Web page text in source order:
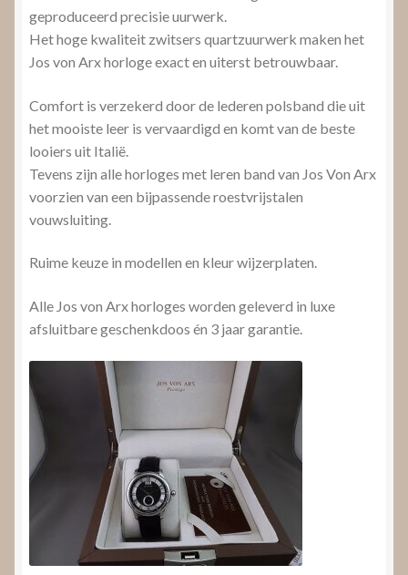
geproduceerd precisie uurwerk.
Het hoge kwaliteit zwitsers quartzuurwerk maken het
Jos von Arx horloge exact en uiterst betrouwbaar.
Comfort is verzekerd door de lederen polsband die uit
het mooiste leer is vervaardigd en komt van de beste
looiers uit Italië.
Tevens zijn alle horloges met leren band van Jos Von Arx
voorzien van een bijpassende roestvrijstalen
vouwsluiting.
Ruime keuze in modellen en kleur wijzerplaten.
Alle Jos von Arx horloges worden geleverd in luxe
afsluitbare geschenkdoos én 3 jaar garantie.